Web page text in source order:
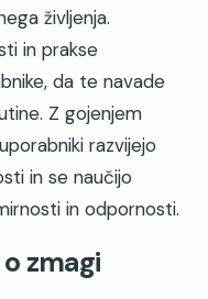
življenja.
in prakse
da te navade
Z gojenjem
razvijejo
in se naučijo
in odpornosti.
zmagi